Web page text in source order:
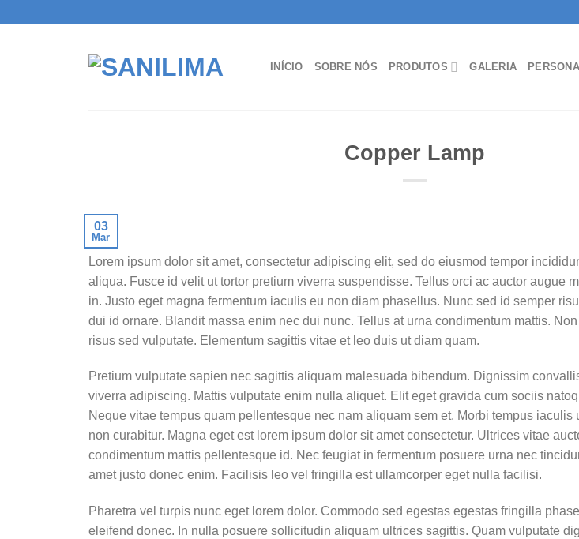
INÍCIO SOBRE NÓS PRODUTOS GALERIA
Copper Lamp
03
Mar
Lorem ipsum dolor sit amet, consectetur adipiscing elit, sed do eiusmod tempor
aliqua. Fusce id velit ut tortor pretium viverra suspendisse. Tellus orci ac auctor augue
in. Justo eget magna fermentum iaculis eu non diam phasellus. Nunc sed id semper
dui id ornare. Blandit massa enim nec dui nunc. Tellus at urna condimentum mattis.
risus sed vulputate. Elementum sagittis vitae et leo duis ut diam quam.
Pretium vulputate sapien nec sagittis aliquam malesuada bibendum. Dignissim
viverra adipiscing. Mattis vulputate enim nulla aliquet. Elit eget gravida cum sociis
Neque vitae tempus quam pellentesque nec nam aliquam sem et. Morbi tempus iaculis
non curabitur. Magna eget est lorem ipsum dolor sit amet consectetur. Ultrices vitae
condimentum mattis pellentesque id. Nec feugiat in fermentum posuere urna nec
amet justo donec enim. Facilisis leo vel fringilla est ullamcorper eget nulla facilisi.
Pharetra vel turpis nunc eget lorem dolor. Commodo sed egestas egestas fringilla
eleifend donec. In nulla posuere sollicitudin aliquam ultrices sagittis. Quam vulputate